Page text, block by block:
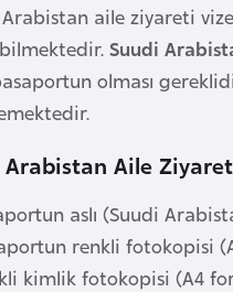
aile ziyareti
Suudi
olması
Arabistan Aile
aslı (Suudi
renkli fotokopisi
kimlik fotokopisi (A4